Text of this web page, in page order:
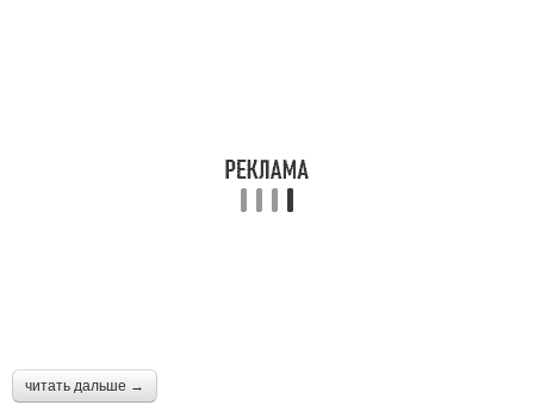
читать дальше →